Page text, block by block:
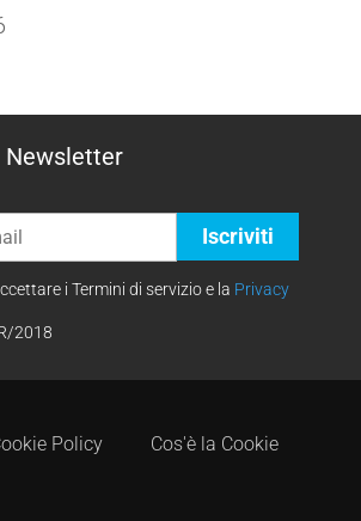
i Termini di servizio e la Privacy
2018
Policy
Cos'è la Cookie